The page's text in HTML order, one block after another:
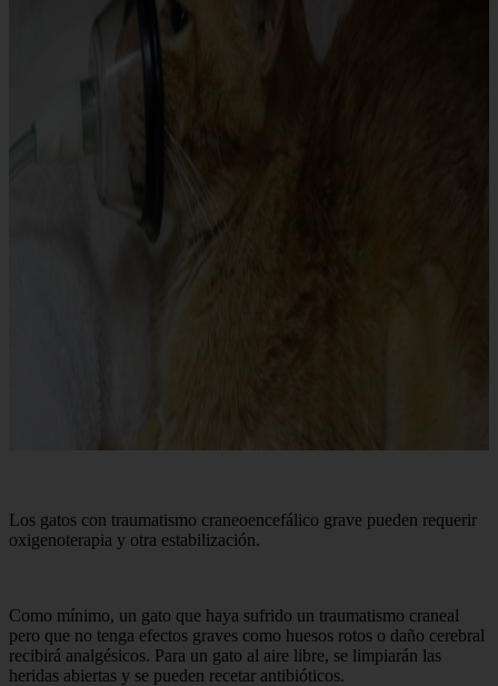
Los gatos con traumatismo craneoencefálico grave pueden requerir
oxigenoterapia y otra estabilización.
Como mínimo, un gato que haya sufrido un traumatismo craneal
pero que no tenga efectos graves como huesos rotos o daño cerebral
recibirá analgésicos. Para un gato al aire libre, se limpiarán las
heridas abiertas y se pueden recetar antibióticos.